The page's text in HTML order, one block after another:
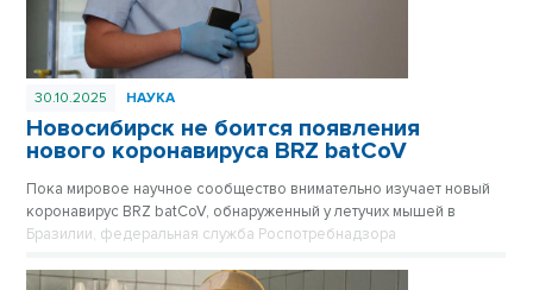
30.10.2025 НАУКА
Новосибирск не боится появления
нового коронавируса BRZ batCoV
Пока мировое научное сообщество внимательно изучает новый
коронавирус BRZ batCoV, обнаруженный у летучих мышей в
Бразилии, федеральная служба Роспотребнадзора
оперативном контроле.